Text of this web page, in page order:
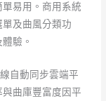
易用。商用系統
及曲風分類功
驗。
自動同步雲端平
曲庫豐富度因平